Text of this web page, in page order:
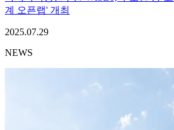
계 오픈랩' 개최
2025.07.29
NEWS